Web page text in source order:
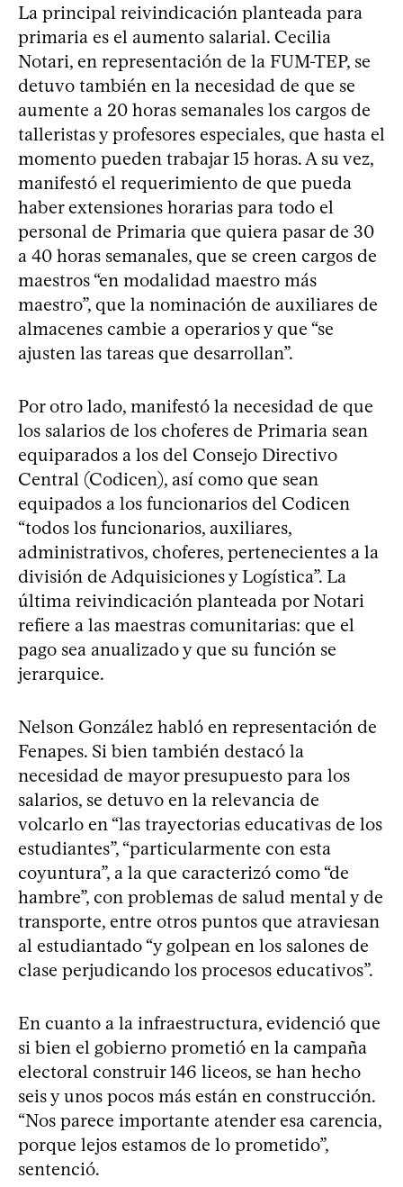
La principal reivindicación planteada para
primaria es el aumento salarial. Cecilia
Notari, en representación de la FUM-TEP, se
detuvo también en la necesidad de que se
aumente a 20 horas semanales los cargos de
talleristas y profesores especiales, que hasta el
momento pueden trabajar 15 horas. A su vez,
manifestó el requerimiento de que pueda
haber extensiones horarias para todo el
personal de Primaria que quiera pasar de 30
a 40 horas semanales, que se creen cargos de
maestros “en modalidad maestro más
maestro”, que la nominación de auxiliares de
almacenes cambie a operarios y que “se
ajusten las tareas que desarrollan”.
Por otro lado, manifestó la necesidad de que
los salarios de los choferes de Primaria sean
equiparados a los del Consejo Directivo
Central (Codicen), así como que sean
equipados a los funcionarios del Codicen
“todos los funcionarios, auxiliares,
administrativos, choferes, pertenecientes a la
división de Adquisiciones y Logística”. La
última reivindicación planteada por Notari
refiere a las maestras comunitarias: que el
pago sea anualizado y que su función se
jerarquice.
Nelson González habló en representación de
Fenapes. Si bien también destacó la
necesidad de mayor presupuesto para los
salarios, se detuvo en la relevancia de
volcarlo en “las trayectorias educativas de los
estudiantes”, “particularmente con esta
coyuntura”, a la que caracterizó como “de
hambre”, con problemas de salud mental y de
transporte, entre otros puntos que atraviesan
al estudiantado “y golpean en los salones de
clase perjudicando los procesos educativos”.
En cuanto a la infraestructura, evidenció que
si bien el gobierno prometió en la campaña
electoral construir 146 liceos, se han hecho
seis y unos pocos más están en construcción.
“Nos parece importante atender esa carencia,
porque lejos estamos de lo prometido”,
sentenció.